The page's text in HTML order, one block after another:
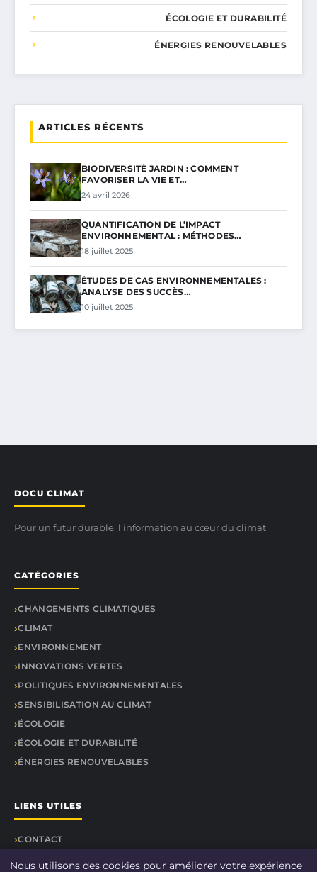
ÉCOLOGIE ET DURABILITÉ
ÉNERGIES RENOUVELABLES
ARTICLES RÉCENTS
BIODIVERSITÉ JARDIN : COMMENT
FAVORISER LA VIE ET…
24 avril 2026
QUANTIFICATION DE L’IMPACT
ENVIRONNEMENTAL : MÉTHODES…
18 juillet 2025
ÉTUDES DE CAS ENVIRONNEMENTALES :
ANALYSE DES SUCCÈS…
10 juillet 2025
DOCU CLIMAT
Pour un futur durable, l'information au cœur du climat
CATÉGORIES
CHANGEMENTS CLIMATIQUES
CLIMAT
ENVIRONNEMENT
INNOVATIONS VERTES
POLITIQUES ENVIRONNEMENTALES
SENSIBILISATION AU CLIMAT
ÉCOLOGIE
ÉCOLOGIE ET DURABILITÉ
ÉNERGIES RENOUVELABLES
LIENS UTILES
CONTACT
Nous utilisons des cookies pour améliorer votre expérience